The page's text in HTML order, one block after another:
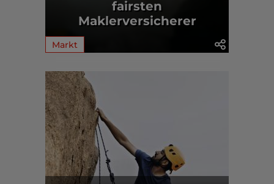
fairsten
Maklerversicherer
Markt